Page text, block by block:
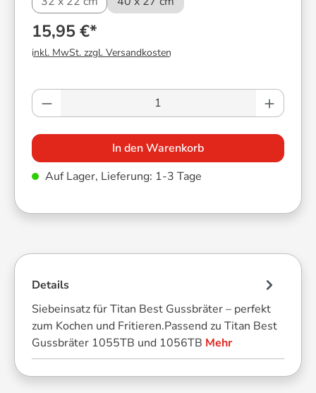
15,95 €*
inkl. MwSt. zzgl. Versandkosten
Produkt Anzahl: Gib den gewünschten
In den Warenkorb
Auf Lager, Lieferung: 1-3 Tage
Details
Siebeinsatz für Titan Best Gussbräter – perfekt
zum Kochen und Fritieren.Passend zu Titan Best
Gussbräter 1055TB und 1056TB Mehr